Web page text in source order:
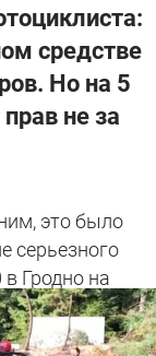
средстве
Но на 5
не за
это было
серьезного
Гродно на